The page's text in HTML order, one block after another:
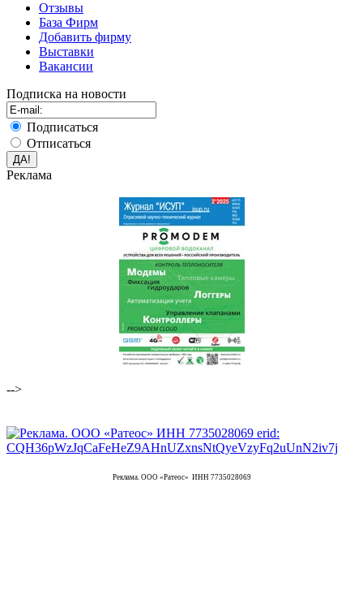
Отзывы
База Фирм
Добавить фирму
Выставки
Вакансии
Подписка на новости
Подписаться
Отписаться
Реклама
-->
Реклама. ООО «Ратеос» ИНН 7735028069